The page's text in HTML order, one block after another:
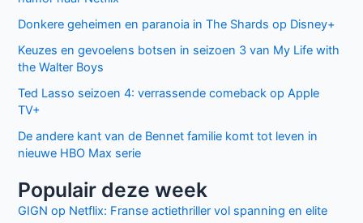
Facebook Twitter
Recente berichten
humor naar Netflix
Donkere geheimen en paranoia in The Shards op Disney+